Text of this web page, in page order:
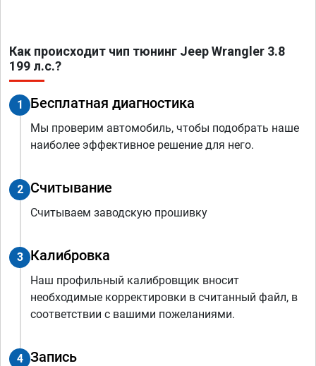
Как происходит чип тюнинг Jeep Wrangler 3.8
199 л.с.?
1 Бесплатная диагностика
Мы проверим автомобиль, чтобы подобрать наше
наиболее эффективное решение для него.
2 Считывание
Считываем заводскую прошивку
3 Калибровка
Наш профильный калибровщик вносит
необходимые корректировки в считанный файл, в
соответствии с вашими пожеланиями.
4 Запись